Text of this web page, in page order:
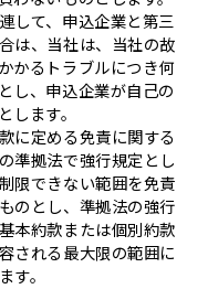
して、申込企業と第三
は、当社は、当社の故
かるトラブルにつき何
し、申込企業が自己の
ます。
に定める免責に関する
準拠法で強行規定とし
限できない範囲を免責
のとし、準拠法の強行
本約款または個別約款
される最大限の範囲に
す。